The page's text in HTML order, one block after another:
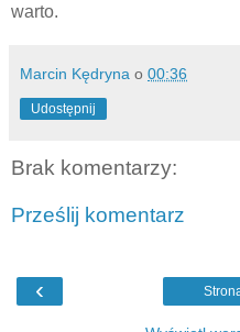
warto.
Marcin Kędryna o 00:36
Udostępnij
Brak komentarzy:
Prześlij komentarz
‹